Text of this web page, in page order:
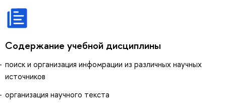
Содержание учебной дисциплины
поиск и организация инфомрации из различных научных
источников
организация научного текста